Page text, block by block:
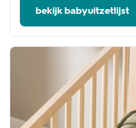
bekijk babyuitzetlijst